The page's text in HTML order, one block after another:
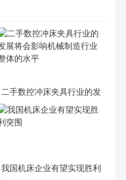
二手数控冲床夹具行业的发
展将会影响机械制造行业整
我国机床企业有望实现胜利